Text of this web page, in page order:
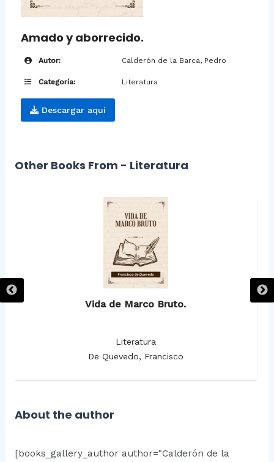
Amado y aborrecido.
Autor: Calderón de la Barca, Pedro
Categoría: Literatura
Descargar aquí
Other Books From - Literatura
Vida de Marco Bruto.
Literatura
De Quevedo, Francisco
About the author
[books_gallery_author author="Calderón de la